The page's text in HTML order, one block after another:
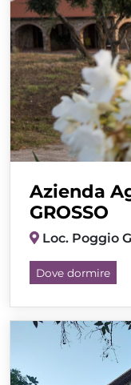
Azienda
GROSSO
Loc. Poggio
Dove dormire